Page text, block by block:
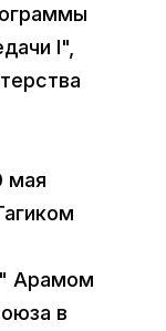
I",
мая
Арамом
в